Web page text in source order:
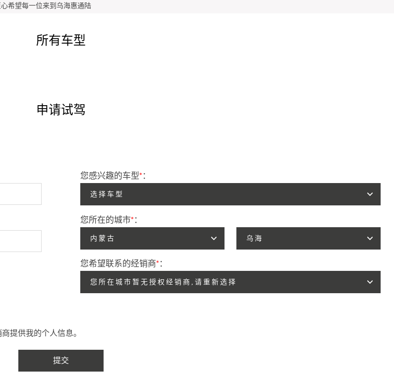
希望每一位来到乌海惠通陆
所有车型
申请试驾
您感兴趣的车型* ：
选择车型
您所在的城市* ：
内蒙古 乌海
您希望联系的经销商* ：
您所在城市暂无授权经销商,请重新选择
提供我的个人信息。